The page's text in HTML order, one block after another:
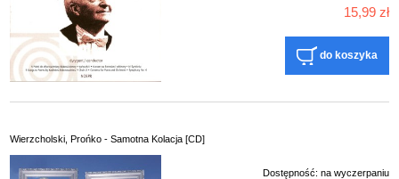
15,99 zł
do koszyka
Wierzcholski, Prońko - Samotna Kolacja [CD]
Dostępność: na wyczerpaniu